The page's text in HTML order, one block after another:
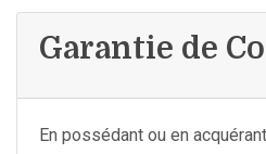
Garantie de
En possédant ou en